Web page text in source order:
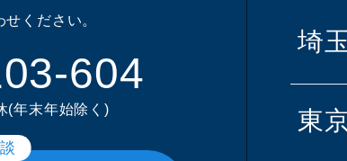
ください。
604
(年末年始除く)
埼
東